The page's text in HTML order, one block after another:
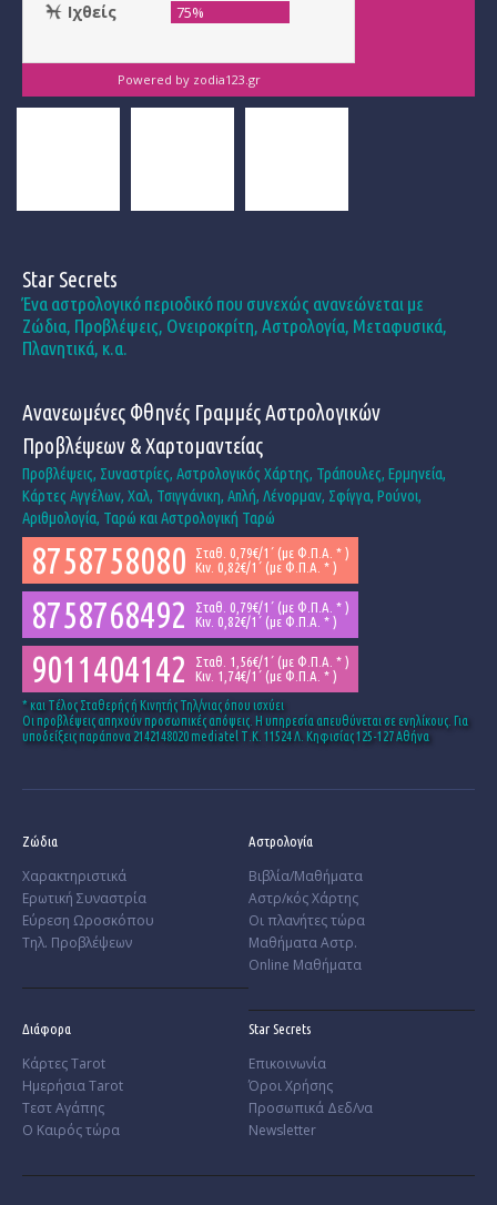
Powered by zodia123.gr
Star Secrets
Ένα αστρολογικό περιοδικό που συνεχώς ανανεώνεται με
Ζώδια, Προβλέψεις, Ονειροκρίτη, Αστρολογία, Μεταφυσικά,
Πλανητικά, κ.α.
Ανανεωμένες Φθηνές Γραμμές Αστρολογικών
Προβλέψεων & Χαρτομαντείας
Προβλέψεις, Συναστρίες, Αστρολογικός Χάρτης, Τράπουλες, Ερμηνεία,
Κάρτες Αγγέλων, Χαλ, Τσιγγάνικη, Απλή, Λένορμαν, Σφίγγα, Ρούνοι,
Αριθμολογία, Ταρώ και Αστρολογική Ταρώ
8758758080
Σταθ. 0,79€/1΄ (με Φ.Π.Α. * )
Κιν. 0,82€/1΄ (με Φ.Π.Α. * )
8758768492
Σταθ. 0,79€/1΄ (με Φ.Π.Α. * )
Κιν. 0,82€/1΄ (με Φ.Π.Α. * )
9011404142
Σταθ. 1,56€/1΄ (με Φ.Π.Α. * )
Κιν. 1,74€/1΄ (με Φ.Π.Α. * )
* και Tέλος Σταθερής ή Κινητής Τηλ/νιας όπου ισχύει
Οι προβλέψεις απηχούν προσωπικές απόψεις. Η υπηρεσία απευθύνεται σε ενηλίκους. Για
υποδείξεις παράπονα 2142148020 mediatel Τ.Κ. 11524 Λ. Κηφισίας 125-127 Αθήνα
Ζώδια
Χαρακτηριστικά
­Ερωτική Συναστρία
­Εύρεση Ωροσκόπου
Τηλ. Προβλέψεων
Αστρολογία
Βιβλία/Μαθήματα
Αστρ/κός Χάρτης
Οι πλανήτες τώρα
Μαθήματα Αστρ.
Online Μαθήματα
Διάφορα
Κάρτες Tarot
Ημερήσια Tarot
Τεστ Αγάπης
Ο Καιρός τώρα
Star Secrets
Επικοινωνία
Όροι Χρήσης
Προσωπικά Δεδ/να
Newsletter